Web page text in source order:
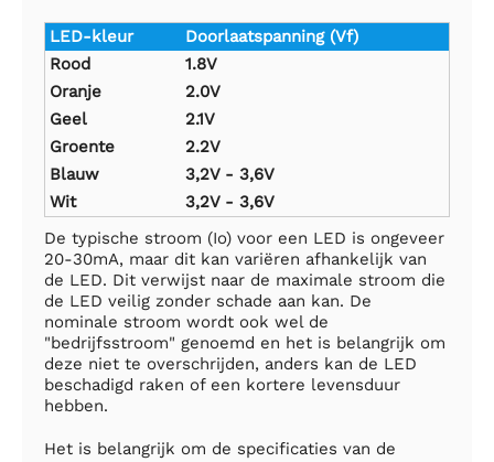
LED-kleur
Doorlaatspanning (Vf)
Rood
1.8V
Oranje
2.0V
Geel
2.1V
Groente
2.2V
Blauw
3,2V - 3,6V
Wit
3,2V - 3,6V
De typische stroom (Io) voor een LED is ongeveer
20-30mA, maar dit kan variëren afhankelijk van
de LED. Dit verwijst naar de maximale stroom die
de LED veilig zonder schade aan kan. De
nominale stroom wordt ook wel de
"bedrijfsstroom" genoemd en het is belangrijk om
deze niet te overschrijden, anders kan de LED
beschadigd raken of een kortere levensduur
hebben.
Het is belangrijk om de specificaties van de